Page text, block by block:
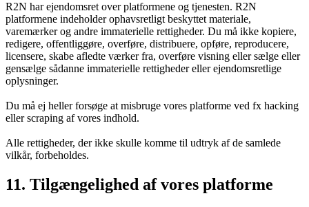
R2N har ejendomsret over platformene og tjenesten. R2N
platformene indeholder ophavsretligt beskyttet materiale,
varemærker og andre immaterielle rettigheder. Du må ikke kopiere,
redigere, offentliggøre, overføre, distribuere, opføre, reproducere,
licensere, skabe afledte værker fra, overføre visning eller sælge eller
gensælge sådanne immaterielle rettigheder eller ejendomsretlige
oplysninger.
Du må ej heller forsøge at misbruge vores platforme ved fx hacking
eller scraping af vores indhold.
Alle rettigheder, der ikke skulle komme til udtryk af de samlede
vilkår, forbeholdes.
11. Tilgængelighed af vores platforme